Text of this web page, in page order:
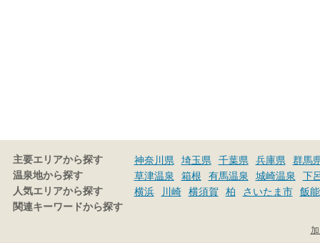
主要エリアから探す 神奈川県 埼玉県 千葉県 兵庫県 群馬
温泉地から探す 草津温泉 箱根 有馬温泉 城崎温泉 下
人気エリアから探す 横浜 川崎 横須賀 柏 さいたま市 飯能
関連キーワードから探す